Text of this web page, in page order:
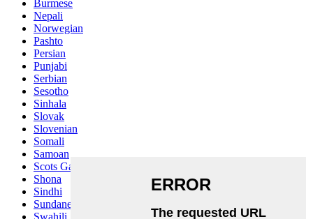
Burmese
Nepali
Norwegian
Pashto
Persian
Punjabi
Serbian
Sesotho
Sinhala
Slovak
Slovenian
Somali
Samoan
Scots Gaelic
Shona
Sindhi
Sundanese
Swahili